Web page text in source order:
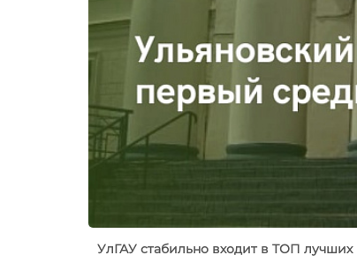
УлГАУ стабильно входит в ТОП лучших